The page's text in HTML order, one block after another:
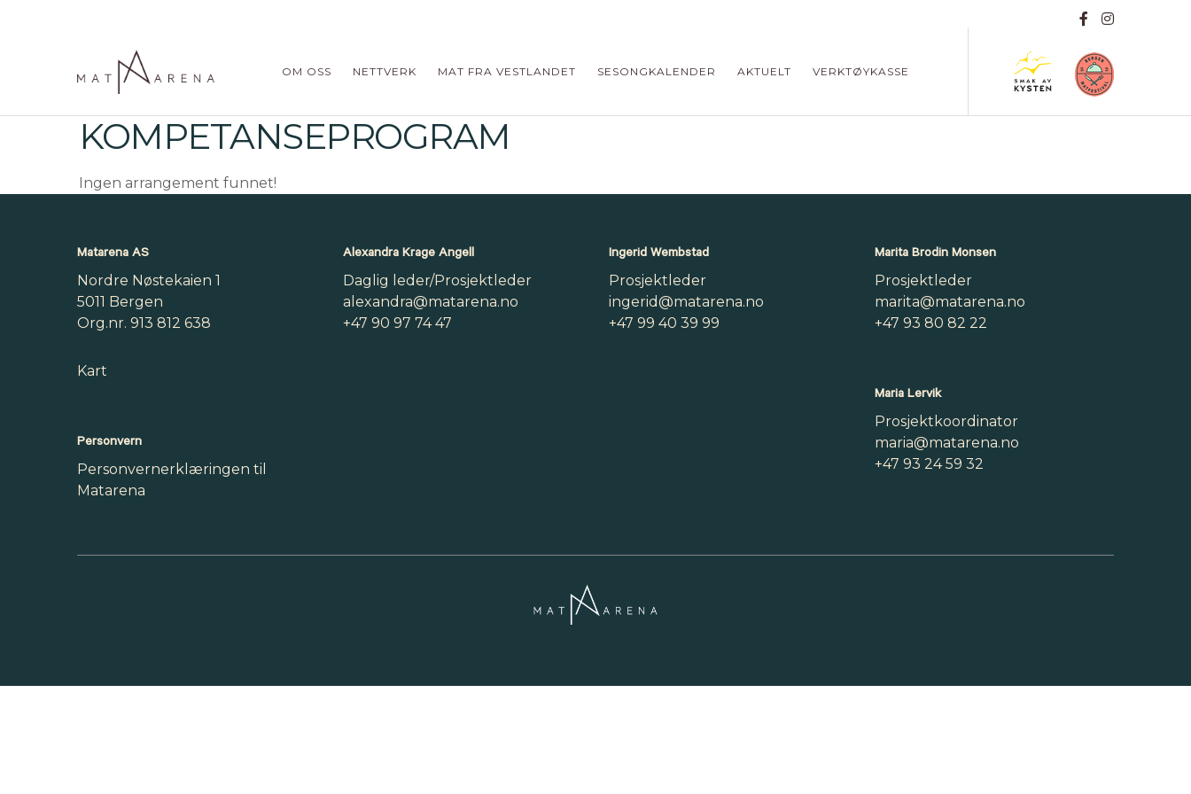
OM OSS NETTVERK MAT FRA VESTLANDET SESONGKALENDER AKTUELT VERKTØYKASSE
KOMPETANSEPROGRAM
Ingen arrangement funnet!
Matarena AS
Nordre Nøstekaien 1
5011 Bergen
Org.nr. 913 812 638
Kart
Personvern
Personvernerklæringen til
Matarena
Alexandra Krage Angell
Daglig leder/Prosjektleder
alexandra@matarena.no
+47 90 97 74 47
Ingerid Wembstad
Prosjektleder
ingerid@matarena.no
+47 99 40 39 99
Marita Brodin Monsen
Prosjektleder
marita@matarena.no
+47 93 80 82 22
Maria Lervik
Prosjektkoordinator
maria@matarena.no
+47 93 24 59 32